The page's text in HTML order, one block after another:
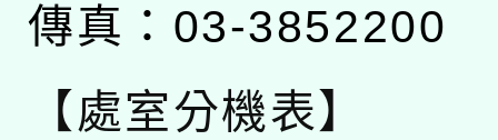
傳真：03-3852200
【處室分機表】